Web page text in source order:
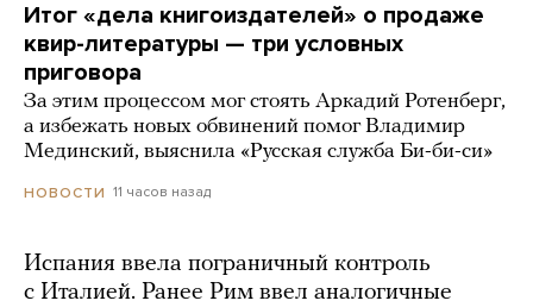
Итог «дела книгоиздателей» о продаже
квир-литературы — три условных
приговора
За этим процессом мог стоять Аркадий Ротенберг,
а избежать новых обвинений помог Владимир
Мединский, выяснила «Русская служба Би-би-си»
НОВОСТИ 11 часов назад
Испания ввела пограничный контроль
с Италией. Ранее Рим ввел аналогичные